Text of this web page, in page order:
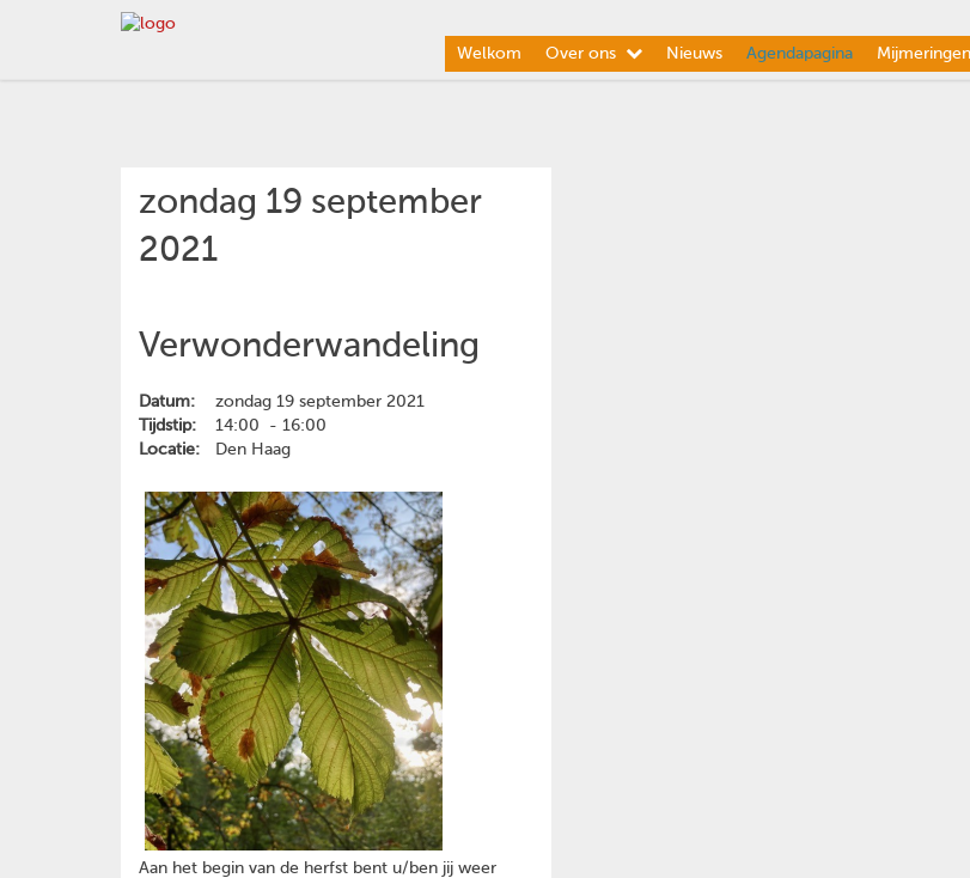
Welkom Over ons Nieuws Agendapagina Mijmeringen
zondag 19 september
2021
Verwonderwandeling
Datum:
zondag 19 september 2021
Tijdstip:
14:00 - 16:00
Locatie:
Den Haag
Aan het begin van de herfst bent u/ben jij weer